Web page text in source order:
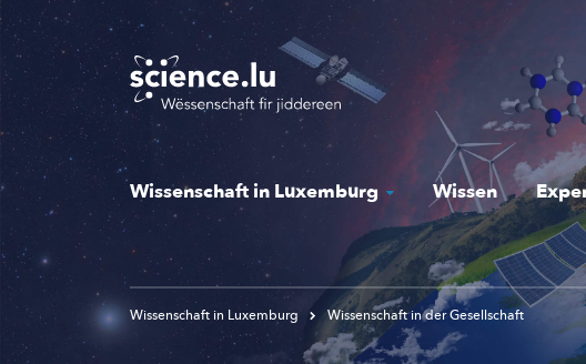
Skip
to
main
content
Wissenschaft in Luxemburg Wissen
Wissenschaft in Luxemburg Wissenschaft in der Gesellschaft